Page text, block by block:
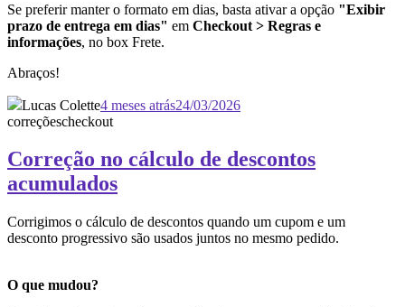
Se preferir manter o formato em dias, basta ativar a opção "Exibir
prazo de entrega em dias" em Checkout > Regras e
informações, no box Frete.
Abraços!
Lucas Colette4 meses atrás24/03/2026
correçõescheckout
Correção no cálculo de descontos
acumulados
Corrigimos o cálculo de descontos quando um cupom e um
desconto progressivo são usados juntos no mesmo pedido.
O que mudou?